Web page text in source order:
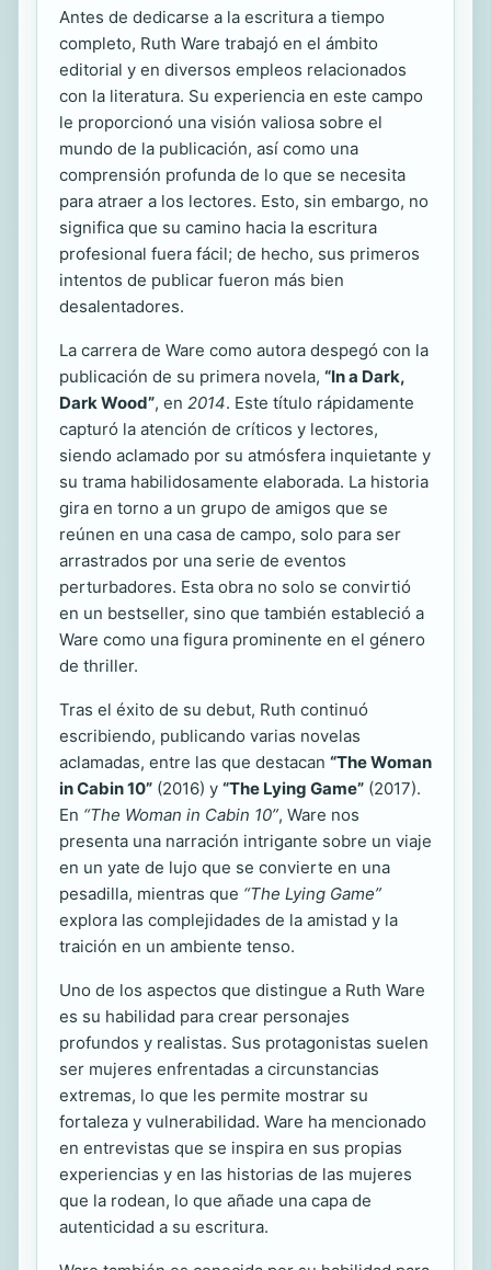
Antes de dedicarse a la escritura a tiempo
completo, Ruth Ware trabajó en el ámbito
editorial y en diversos empleos relacionados
con la literatura. Su experiencia en este campo
le proporcionó una visión valiosa sobre el
mundo de la publicación, así como una
comprensión profunda de lo que se necesita
para atraer a los lectores. Esto, sin embargo, no
significa que su camino hacia la escritura
profesional fuera fácil; de hecho, sus primeros
intentos de publicar fueron más bien
desalentadores.
La carrera de Ware como autora despegó con la
publicación de su primera novela, “In a Dark,
Dark Wood”, en 2014. Este título rápidamente
capturó la atención de críticos y lectores,
siendo aclamado por su atmósfera inquietante y
su trama habilidosamente elaborada. La historia
gira en torno a un grupo de amigos que se
reúnen en una casa de campo, solo para ser
arrastrados por una serie de eventos
perturbadores. Esta obra no solo se convirtió
en un bestseller, sino que también estableció a
Ware como una figura prominente en el género
de thriller.
Tras el éxito de su debut, Ruth continuó
escribiendo, publicando varias novelas
aclamadas, entre las que destacan “The Woman
in Cabin 10” (2016) y “The Lying Game” (2017).
En “The Woman in Cabin 10”, Ware nos
presenta una narración intrigante sobre un viaje
en un yate de lujo que se convierte en una
pesadilla, mientras que “The Lying Game”
explora las complejidades de la amistad y la
traición en un ambiente tenso.
Uno de los aspectos que distingue a Ruth Ware
es su habilidad para crear personajes
profundos y realistas. Sus protagonistas suelen
ser mujeres enfrentadas a circunstancias
extremas, lo que les permite mostrar su
fortaleza y vulnerabilidad. Ware ha mencionado
en entrevistas que se inspira en sus propias
experiencias y en las historias de las mujeres
que la rodean, lo que añade una capa de
autenticidad a su escritura.